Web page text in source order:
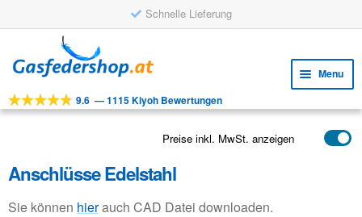
Schnelle Lieferung
to
navigation
to
content
Menu
WERKZEUGE
menu
ANWENDUNGEN
KUNDENSERVICE
9.6 —1115 Kiyoh Bewertungen
Preise inkl. MwSt. anzeigen
Anschlüsse Edelstahl
Sie können hierauch CAD Datei downloaden.